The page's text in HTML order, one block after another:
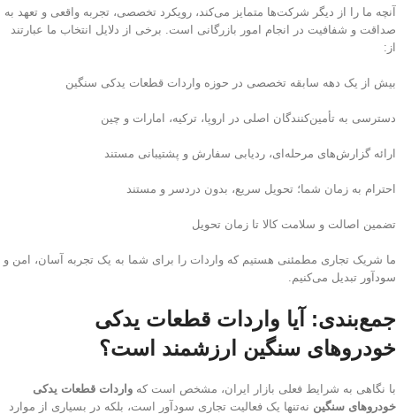
آنچه ما را از دیگر شرکت‌ها متمایز می‌کند، رویکرد تخصصی، تجربه واقعی و تعهد به
صداقت و شفافیت در انجام امور بازرگانی است. برخی از دلایل انتخاب ما عبارتند
از:
بیش از یک دهه سابقه تخصصی در حوزه واردات قطعات یدکی سنگین
دسترسی به تأمین‌کنندگان اصلی در اروپا، ترکیه، امارات و چین
ارائه گزارش‌های مرحله‌ای، ردیابی سفارش و پشتیبانی مستند
احترام به زمان شما؛ تحویل سریع، بدون دردسر و مستند
تضمین اصالت و سلامت کالا تا زمان تحویل
ما شریک تجاری مطمئنی هستیم که واردات را برای شما به یک تجربه آسان، امن و
سودآور تبدیل می‌کنیم.
جمع‌بندی: آیا واردات قطعات یدکی
خودروهای سنگین ارزشمند است؟
با نگاهی به شرایط فعلی بازار ایران، مشخص است که واردات قطعات یدکی
خودروهای سنگین نه‌تنها یک فعالیت تجاری سودآور است، بلکه در بسیاری از موارد